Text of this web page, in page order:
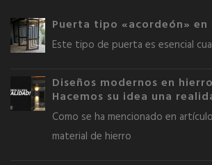
Puerta tipo «acordeón»
Este tipo de puerta es esencial
Diseños modernos en
Hacemos su idea una
Como se ha mencionado en
material de hierro